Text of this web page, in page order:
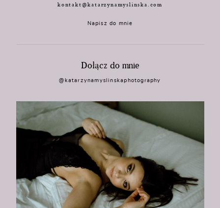
kontakt@katarzynamyslinska.com
Napisz do mnie
Dołącz do mnie
@katarzynamyslinskaphotography